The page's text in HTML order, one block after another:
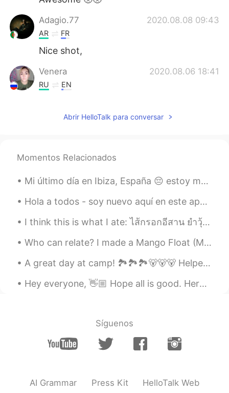
Adagio.77 2020.08.08 09:43
AR FR
Nice shot,
Venera 2020.08.06 18:41
RU EN
I more like the pics🌺🌺🌺🙏
Mar 2020.08.01 13:20
JP
Really like these photos! Well shot😌😌
HI EN
Hii...im new here. Could you please help
me to improve mh spoken english
You get to decide where your time goes.
You can either spend it moving forward,
or you can spend it putting out fires. You
flies. The good news is you’re the pilot
Abrir HelloTalk para conversar
Momentos Relacionados
Mi último día en Ibiza, España 😔 estoy muy triste. Ha sido muy relajante y la gente es muy agrada...
Hola a todos - soy nuevo aquí en este app! Estoy decorando el árbol de navidad con mi familia ano...
I think this is what I ate: ไส้กรอกอีสาน ยำวุ้นเส้นทะเล กะเพราหมูกรอบ ต้มแซ่บกระดูกหมู กล้วยปิ้ง...
Who can relate? I made a Mango Float (Mango Pie - No Bake. Mix all dairy ingredients. Layer then...
A great day at camp! 🏞️🏞️🏞️🐻🐻🐻 Helped put the docks in the water. Rode my Jetski for the first ti...
Hey everyone, 👋🏼 Hope all is good. Here is part 2 of words that may be difficult to pronounce. T...
Síguenos
AI Grammar Press Kit HelloTalk Web